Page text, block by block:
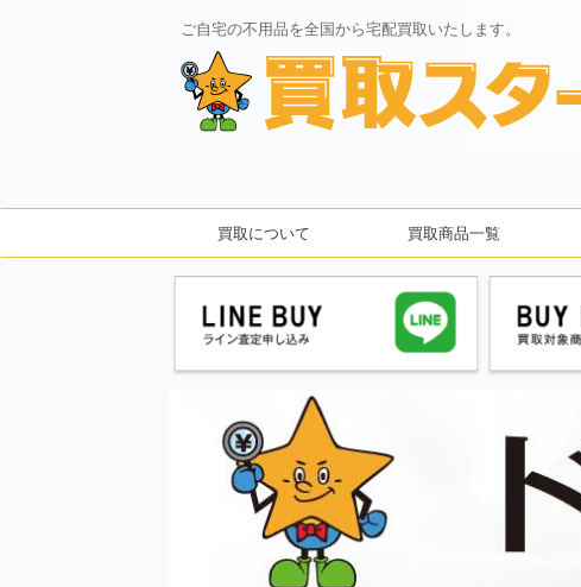
ご自宅の不用品を全国から宅配買取いたします。
買取について 買取商品一覧